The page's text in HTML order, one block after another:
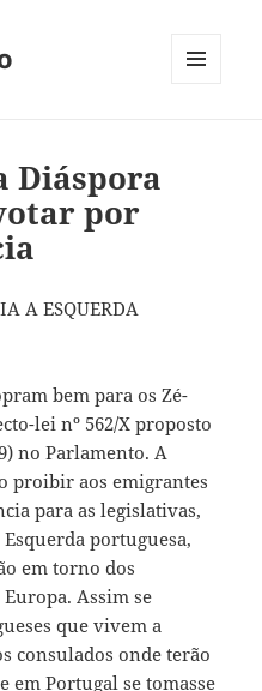
Diáspora
por
A ESQUERDA
bem para os Zé-
lei nº 562/X proposto
no Parlamento. A
proibir aos emigrantes
para as legislativas,
portuguesa,
em torno dos
Assim se
que vivem a
consulados onde terão
em Portugal se tomasse